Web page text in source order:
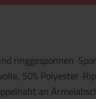
ringgesponnen
50% Polyester
an